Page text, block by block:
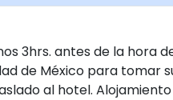
3hrs. antes de la hora
de México para tomar
al hotel.